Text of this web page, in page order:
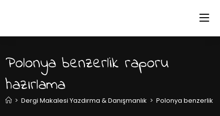
Polonya benzerlik raporu
hazırlama
> Dergi Makalesi Yazdırma & Danışmanlık > Polonya benzerlik